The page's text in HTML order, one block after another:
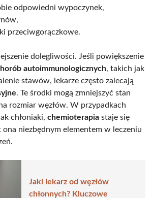
odpowiedni wypoczynek,
przeciwgorączkowe.
dolegliwości. Jeśli powiększenie
autoimmunologicznych, takich jak
stawów, lekarze często zalecają
. Te środki mogą zmniejszyć stan
rozmiar węzłów. W przypadkach
chłoniaki, chemioterapia staje się
ona niezbędnym elementem w leczeniu
Jaki lekarz od węzłów
chłonnych? Kluczowe